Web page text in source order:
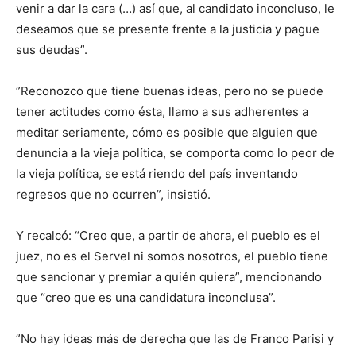
venir a dar la cara (…) así que, al candidato inconcluso, le
deseamos que se presente frente a la justicia y pague
sus deudas”.
”Reconozco que tiene buenas ideas, pero no se puede
tener actitudes como ésta, llamo a sus adherentes a
meditar seriamente, cómo es posible que alguien que
denuncia a la vieja política, se comporta como lo peor de
la vieja política, se está riendo del país inventando
regresos que no ocurren”, insistió.
Y recalcó: “Creo que, a partir de ahora, el pueblo es el
juez, no es el Servel ni somos nosotros, el pueblo tiene
que sancionar y premiar a quién quiera”, mencionando
que “creo que es una candidatura inconclusa”.
”No hay ideas más de derecha que las de Franco Parisi y